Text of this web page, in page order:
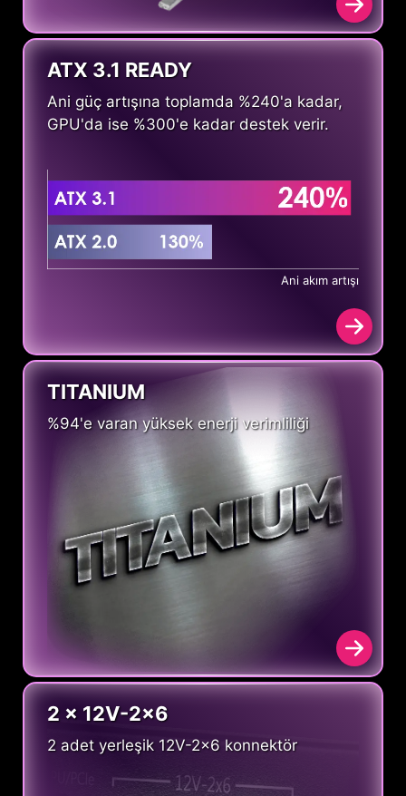
ATX 3.1 READY
Ani güç artışına toplamda %240'a kadar,
GPU'da ise %300'e kadar destek verir.
Ani akım artışı
TITANIUM
%94'e varan yüksek enerji verimliliği
2 x 12V-2x6
2 adet yerleşik 12V-2x6 konnektör